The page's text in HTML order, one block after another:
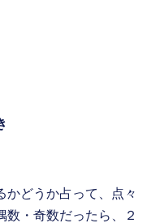
かどうか占って、点々
数・奇数だったら、２